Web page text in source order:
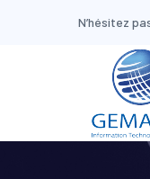
N’hésitez